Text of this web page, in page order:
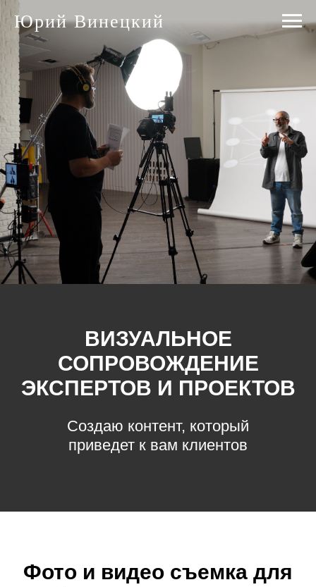
Юрий Винецкий
ВИЗУАЛЬНОЕ
СОПРОВОЖДЕНИЕ
ЭКСПЕРТОВ И ПРОЕКТОВ
Создаю контент, который
приведет к вам клиентов
Фото и видео съемка для